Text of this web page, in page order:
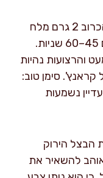
מפזרים על הכרוב 2 גרם מלח
(בערך שליש כפית) ומעסים בידיים 45–60 שניות.
והרצועות נהיות
קראנץ'. סימן טוב:
נשמעות
הבצל הירוק
2–3 מ"מ. אני אוהב להשאיר את